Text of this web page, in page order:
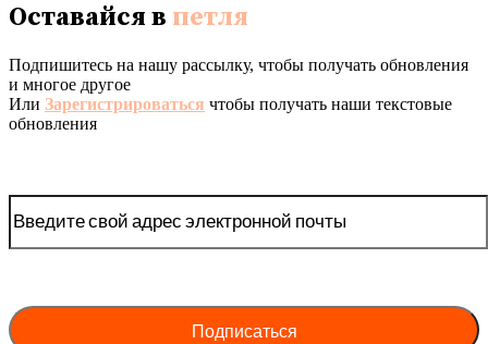
Оставайся в петля
Подпишитесь на нашу рассылку, чтобы получать обновления
и многое другое
Или Зарегистрироваться чтобы получать наши текстовые
обновления